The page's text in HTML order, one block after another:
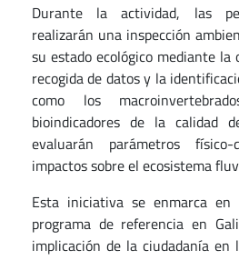
Durante la actividad, las
realizarán una inspección
su estado ecológico mediante la
recogida de datos y la
como los
bioindicadores de la calidad
evaluarán parámetros
impactos sobre el ecosistema
Esta iniciativa se enmarca
programa de referencia en
implicación de la ciudadanía en